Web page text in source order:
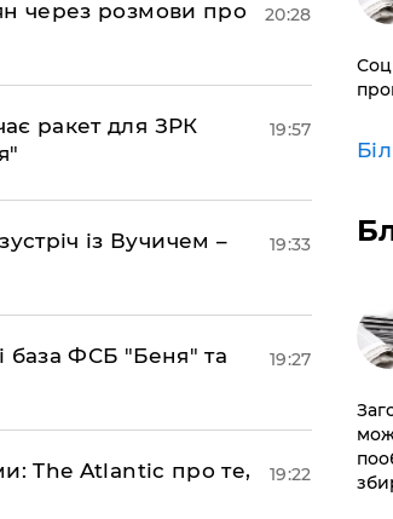
через розмови про
20:28
ракет для ЗРК
19:57
із Вучичем –
19:33
база ФСБ "Беня" та
19:27
The Atlantic про те,
19:22